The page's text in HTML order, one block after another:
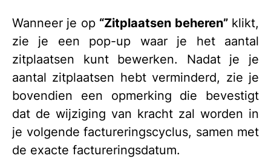
Wanneer je op “Zitplaatsen beheren”klikt,
zie je een pop-up waar je het aantal
zitplaatsen kunt bewerken. Nadat je je
aantal zitplaatsen hebt verminderd, zie je
bovendien een opmerking die bevestigt
dat de wijziging van kracht zal worden in
je volgende factureringscyclus, samen met
de exacte factureringsdatum.